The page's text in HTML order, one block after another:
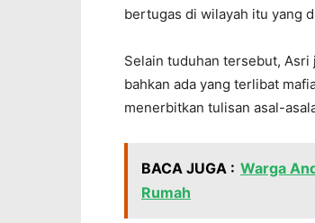
bertugas di wilayah itu yang
Selain tuduhan tersebut,
bahkan ada yang terlibat
menerbitkan tulisan asal-
BACA JUGA : Warga
Rumah